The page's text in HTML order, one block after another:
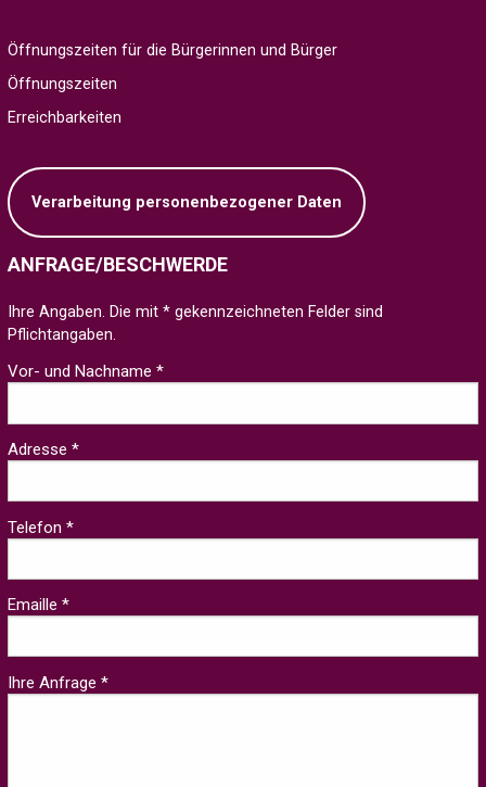
Öffnungszeiten für die Bürgerinnen und Bürger
Öffnungszeiten
Erreichbarkeiten
Verarbeitung personenbezogener Daten
ANFRAGE/BESCHWERDE
Ihre Angaben. Die mit * gekennzeichneten Felder sind
Pflichtangaben.
Vor- und Nachname *
Adresse *
Telefon *
Emaille *
Ihre Anfrage *